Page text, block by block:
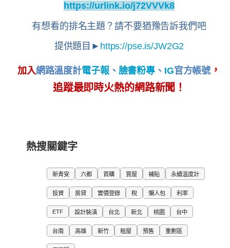
https://urlink.io/j72VVVk8
有想看的排名主題？請不要猶豫告訴我們吧
提供題目► https://pse.is/JW2G2
加入網路溫度計電子報、 臉書粉專 、 IG官方帳號 ，
追蹤最即時火熱的網路新聞！
熱搜關鍵字
新青安 六都 首購 賞屋 補貼 永續溫度計
投資 房貸 實價登錄 稅 懶人包 利率
ETF 設計裝潢 台北 新北 桃園 台中
台南 高雄 新竹 租屋 預售 重劃區